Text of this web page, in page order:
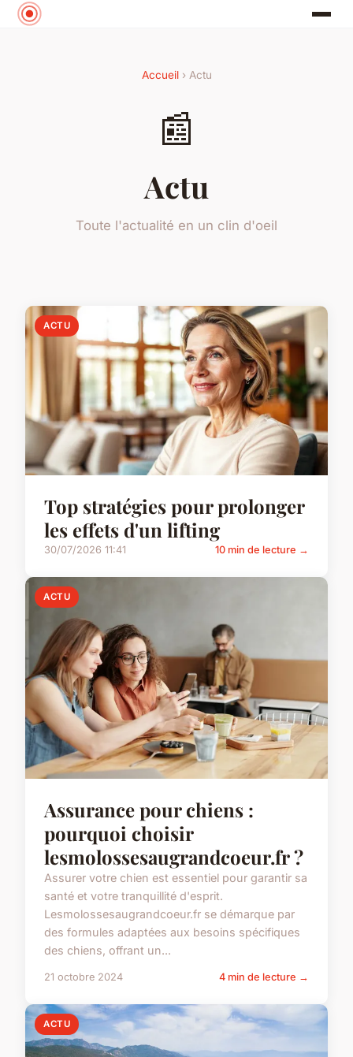
Accueil› Actu
📰
Actu
Toute l'actualité en un clin d'oeil
ACTU
Top stratégies pour prolonger
les effets d'un lifting
30/07/2026 11:41 10 min de lecture →
ACTU
Assurance pour chiens :
pourquoi choisir
lesmolossesaugrandcoeur.fr ?
Assurer votre chien est essentiel pour garantir sa
santé et votre tranquillité d'esprit.
Lesmolossesaugrandcoeur.fr se démarque par
des formules adaptées aux besoins spécifiques
des chiens, offrant un...
21 octobre 2024 4 min de lecture →
ACTU